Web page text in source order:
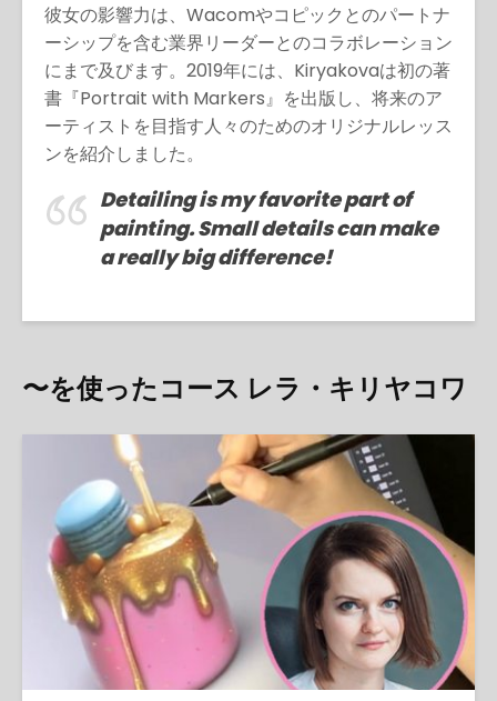
彼女の影響力は、Wacomやコピックとのパートナ
ーシップを含む業界リーダーとのコラボレーション
にまで及びます。2019年には、Kiryakovaは初の著
書『Portrait with Markers』を出版し、将来のア
ーティストを目指す人々のためのオリジナルレッス
ンを紹介しました。
Detailing is my favorite part of
painting. Small details can make
a really big difference!
〜を使ったコース レラ・キリヤコワ